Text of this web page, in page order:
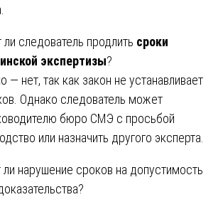
следователь продлить сроки
экспертизы?
— нет, так как закон не устанавливает
Однако следователь может
бюро СМЭ с просьбой
или назначить другого эксперта.
ли нарушение сроков на допустимость